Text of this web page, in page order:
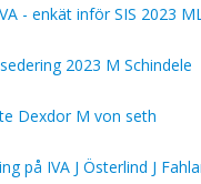
- enkät inför SIS 2023
2023 M Schindele
Dexdor M von seth
på IVA J Österlind J